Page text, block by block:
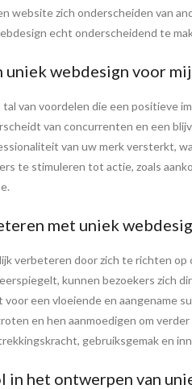
website zich onderscheiden van
echt onderscheidend te
webdesign voor
van voordelen die een positieve
van concurrenten en een
van uw merk versterkt,
te stimuleren tot actie, zoals
met uniek
verbeteren door zich te richten
kunnen bezoekers zich
een vloeiende en aangename
en hen aanmoedigen om
gebruiksgemak en
het ontwerpen van